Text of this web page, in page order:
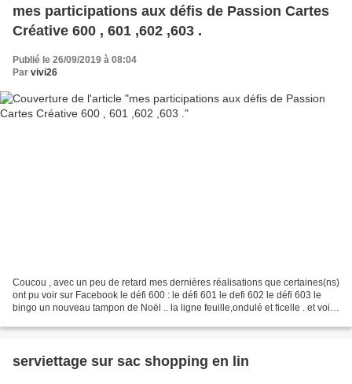
mes participations aux défis de Passion Cartes
Créative 600 , 601 ,602 ,603 .
Publié le 26/09/2019 à 08:04
Par vivi26
Coucou , avec un peu de retard mes dernières réalisations que certaines(ns)
ont pu voir sur Facebook le défi 600 : le défi 601 le defi 602 le défi 603 le
bingo un nouveau tampon de Noël .. la ligne feuille,ondulé et ficelle . et voilà
serviettage sur sac shopping en lin